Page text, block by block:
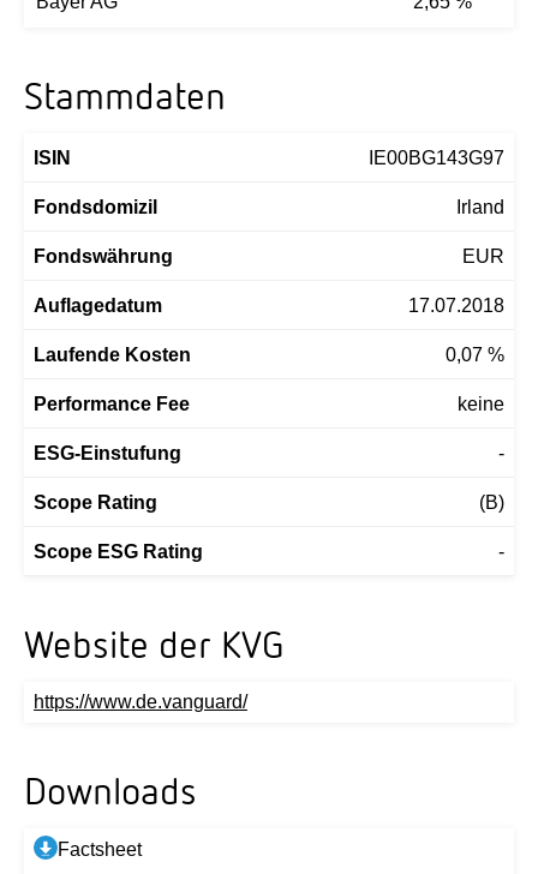
Stammdaten
ISIN IE00BG143G97
Fondsdomizil Irland
Fondswährung EUR
Auflagedatum 17.07.2018
Laufende Kosten 0,07 %
Performance Fee keine
ESG-Einstufung -
Scope Rating (B)
Scope ESG Rating -
Website der KVG
https://www.de.vanguard/
Downloads
Factsheet